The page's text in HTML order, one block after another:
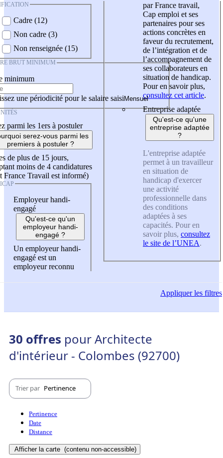
Cadre (12)
Non cadre (3)
Non renseignée (15)
BRUT MINIMUM
minimum
une périodicité pour le salaire saisi
parmi les 1ers à postuler
serez-vous parmi les
premiers à postuler ?
de plus de 15 jours,
moins de 4 candidatures
France Travail est informé)
Employeur handi-
engagé
Qu'est-ce qu'un
employeur handi-
engagé ?
Un employeur handi-
engagé est un
employeur reconnu
par France travail,
Cap emploi et ses
partenaires pour ses
actions concrètes en
faveur du recrutement,
de l’intégration et de
l’accompagnement de
ses collaborateurs en
situation de handicap.
Pour en savoir plus,
consultez cet article.
Entreprise adaptée
Qu'est-ce qu'une
entreprise adaptée
?
L'entreprise adaptée
permet à un travailleur
en situation de
handicap d'exercer
une activité
professionnelle dans
des conditions
adaptées à ses
capacités. Pour en
savoir plus, consultez
le site de l’UNEA.
Appliquerles filtres
30 offres pour Architecte
d'intérieur - Colombes (92700)
Trier par Pertinence
Pertinence
Date
Distance
Afficher la carte (contenu non-accessible)